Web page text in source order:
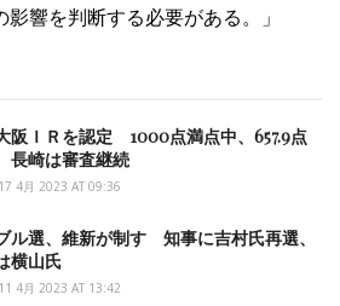
響を判断する必要がある。」
阪ＩＲを認定 1000点満点中、657.9点
崎は審査継続
4月 2023 AT 09:36
ル選、維新が制す 知事に吉村氏再選、
横山氏
4月 2023 AT 13:42